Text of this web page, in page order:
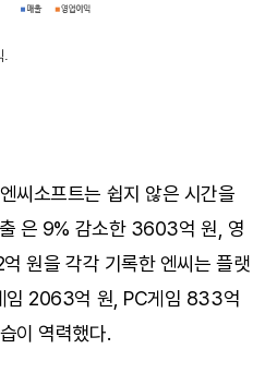
씨소프트는 쉽지 않은 시간을
은 9% 감소한 3603억 원, 영
원을 각각 기록한 엔씨는 플랫
임 2063억 원, PC게임 833억
이 역력했다.